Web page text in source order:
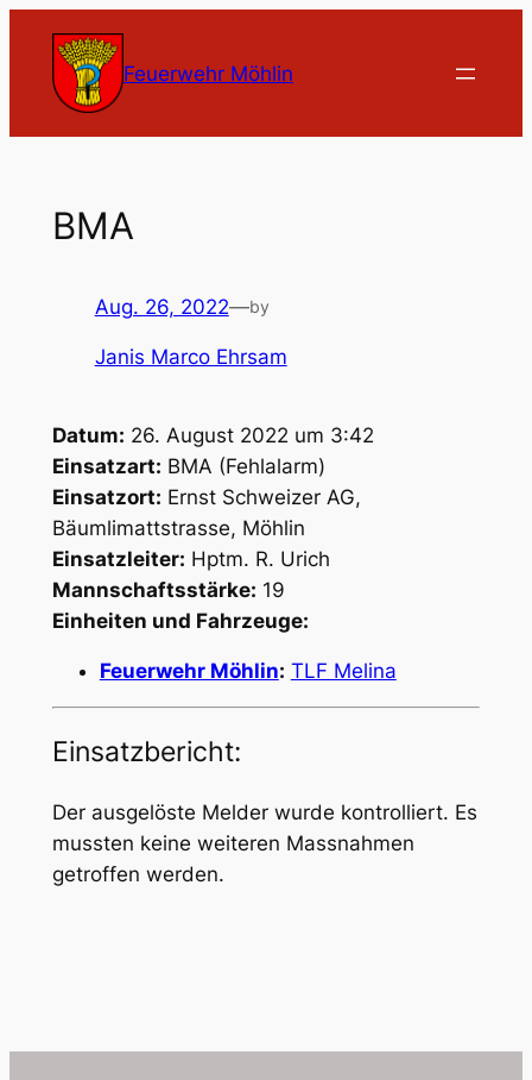
Inhalt
springen
Feuerwehr Möhlin
BMA
Aug. 26, 2022—by
Janis Marco Ehrsam
Datum: 26. August 2022 um 3:42
Einsatzart: BMA (Fehlalarm)
Einsatzort: Ernst Schweizer AG,
Bäumlimattstrasse, Möhlin
Einsatzleiter: Hptm. R. Urich
Mannschaftsstärke: 19
Einheiten und Fahrzeuge:
Feuerwehr Möhlin: TLF Melina
Einsatzbericht:
Der ausgelöste Melder wurde kontrolliert. Es
mussten keine weiteren Massnahmen
getroffen werden.